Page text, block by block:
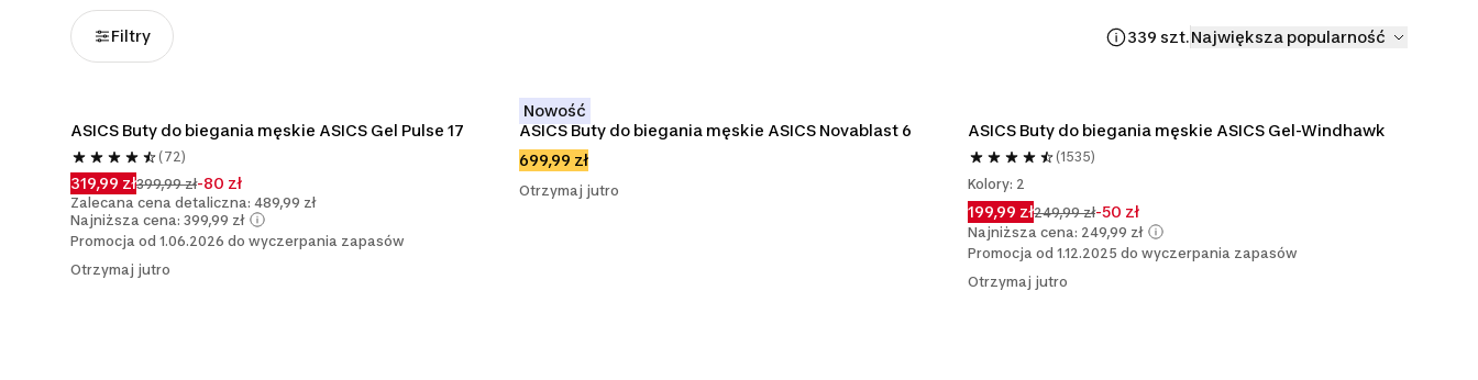
Filtry 339 szt.Największa popularność
ASICS Buty do biegania męskie ASICS Gel Pulse 17
(72)
319,99 zł399,99 zł-80 zł
Zalecana cena detaliczna: 489,99 zł
Najniższa cena: 399,99 zł
Promocja od 1.06.2026 do wyczerpania zapasów
Otrzymaj jutro
Nowość
ASICS Buty do biegania męskie ASICS Novablast 6
699,99 zł
Otrzymaj jutro
ASICS Buty do biegania męskie ASICS Gel-Windhawk
(1535)
Kolory: 2
199,99 zł249,99 zł-50 zł
Najniższa cena: 249,99 zł
Promocja od 1.12.2025 do wyczerpania zapasów
Otrzymaj jutro